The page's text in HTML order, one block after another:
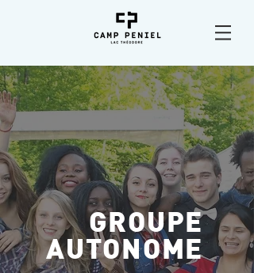
GROUPE
AUTONOME